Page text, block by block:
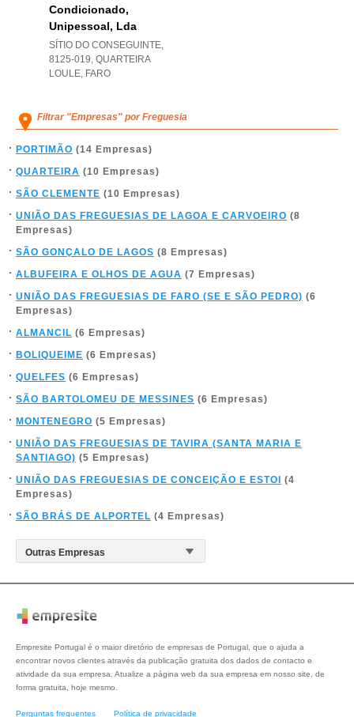
Condicionado,
Unipessoal, Lda
SÍTIO DO CONSEGUINTE,
8125-019, QUARTEIRA
LOULE, FARO
Filtrar "Empresas" por Freguesia
PORTIMÃO (14 Empresas)
QUARTEIRA (10 Empresas)
SÃO CLEMENTE (10 Empresas)
UNIÃO DAS FREGUESIAS DE LAGOA E CARVOEIRO (8
Empresas)
SÃO GONÇALO DE LAGOS (8 Empresas)
ALBUFEIRA E OLHOS DE AGUA (7 Empresas)
UNIÃO DAS FREGUESIAS DE FARO (SE E SÃO PEDRO) (6
Empresas)
ALMANCIL (6 Empresas)
BOLIQUEIME (6 Empresas)
QUELFES (6 Empresas)
SÃO BARTOLOMEU DE MESSINES (6 Empresas)
MONTENEGRO (5 Empresas)
UNIÃO DAS FREGUESIAS DE TAVIRA (SANTA MARIA E
SANTIAGO) (5 Empresas)
UNIÃO DAS FREGUESIAS DE CONCEIÇÃO E ESTOI
(4
Empresas)
SÃO BRÁS DE ALPORTEL (4 Empresas)
Empresite Portugal é o maior diretório de empresas de Portugal, que o ajuda a
encontrar novos clientes através da publicação gratuita dos dados de contacto e
atividade da sua empresa. Atualize a página web da sua empresa em nosso site, de
forma gratuita, hoje mesmo.
Perguntas frequentes Política de privacidade